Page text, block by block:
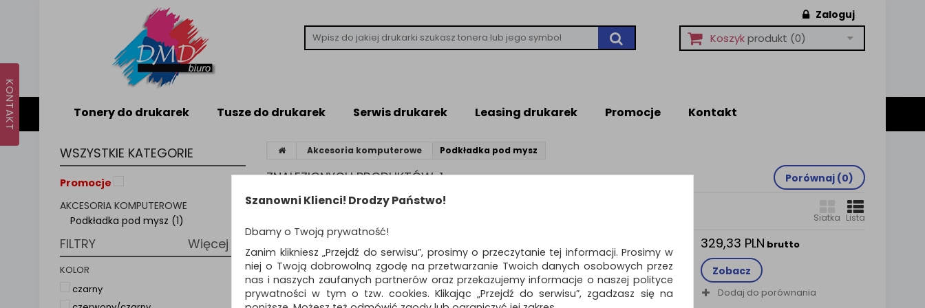
Zaloguj
Koszykprodukt (0)
Tonery do drukarek Tusze do drukarek Serwis drukarek Leasing drukarek Promocje Kontakt
WSZYSTKIE KATEGORIE
Promocje
AKCESORIA KOMPUTEROWE
Podkładka pod mysz (1)
FILTRY Więcej
KOLOR
czarny
Akcesoria komputerowe Podkładka pod mysz
ZNALEZIONYCH PRODUKTÓW: 1 Porównaj (0)
Siatka Lista
KENSINGTON Premium,
żelowa, chłodząca, czarna
żelowe siedzisko wykonane z tworzywa o
właściwościach chłodzących…
329,33 PLN brutto
Zobacz
Dodaj do porównania
Szanowni Klienci! Drodzy Państwo!
Dbamy o Twoją prywatność!
Zanim klikniesz „Przejdź do serwisu”, prosimy o przeczytanie tej informacji. Prosimy w
niej o Twoją dobrowolną zgodę na przetwarzanie Twoich danych osobowych przez
nas i naszych zaufanych partnerów oraz przekazujemy informacje o naszej polityce
prywatności w tym o tzw. cookies. Klikając „Przejdź do serwisu”, zgadzasz się na